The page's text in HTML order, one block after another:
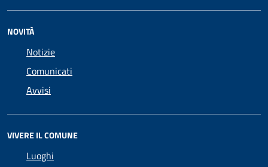
NOVITÀ
Notizie
Comunicati
Avvisi
VIVERE IL COMUNE
Luoghi